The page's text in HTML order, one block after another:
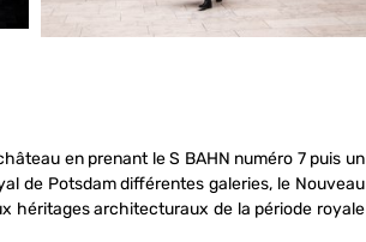
en prenant le S BAHN numéro 7 puis un
de Potsdam différentes galeries, le Nouveau
héritages architecturaux de la période royale